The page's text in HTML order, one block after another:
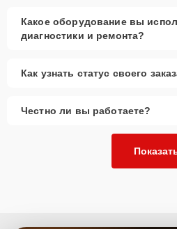
Какое оборудование вы
диагностики и ремонта?
Как узнать статус своего
Честно ли вы работаете?